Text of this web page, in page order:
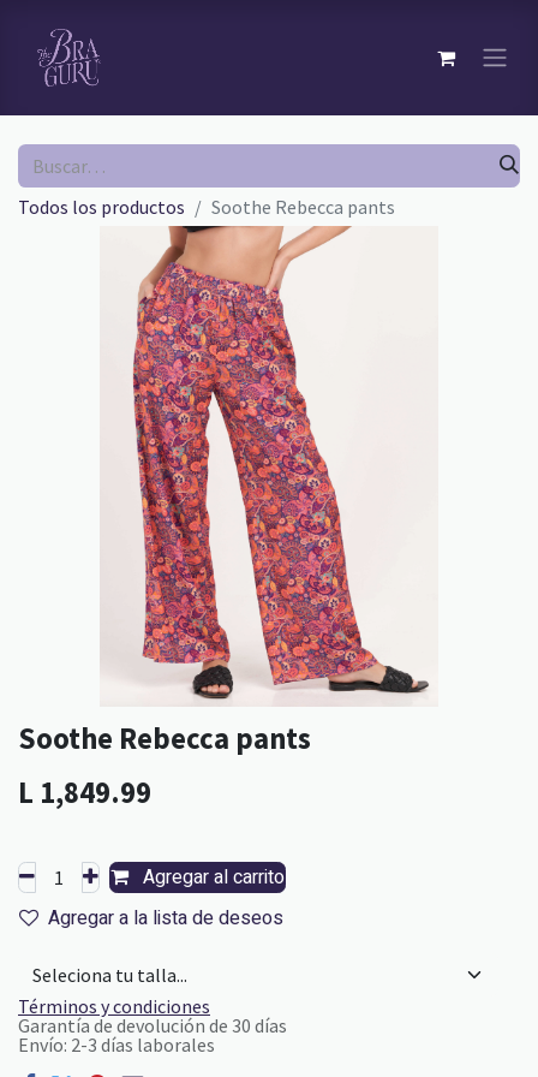
Todos los productos Soothe Rebecca pants
Soothe Rebecca pants
L 1,849.99
Agregar al carrito
Agregar a la lista de deseos
Términos y condiciones
Garantía de devolución de 30 días
Envío: 2-3 días laborales